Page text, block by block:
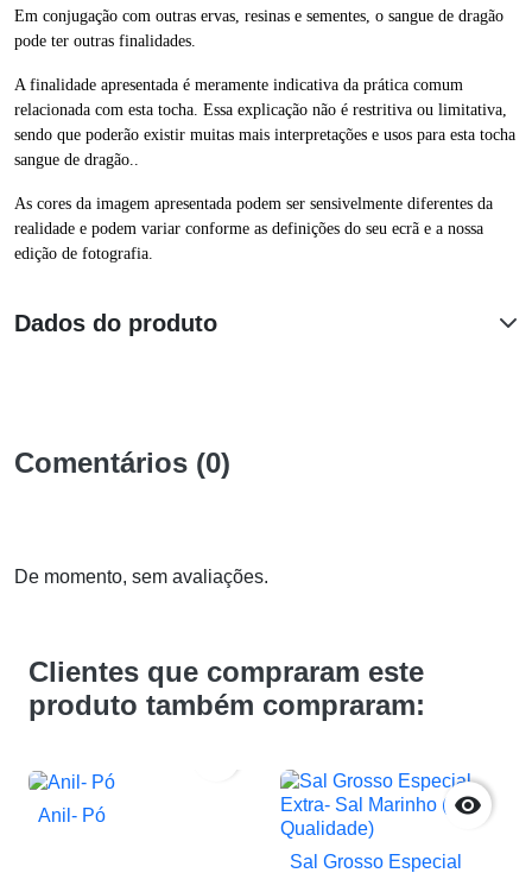
Em conjugação com outras ervas, resinas e sementes, o sangue de dragão
pode ter outras finalidades.
A finalidade apresentada é meramente indicativa da prática comum
relacionada com esta tocha. Essa explicação não é restritiva ou limitativa,
sendo que poderão existir muitas mais interpretações e usos para esta tocha
sangue de dragão..
As cores da imagem apresentada podem ser sensivelmente diferentes da
realidade e podem variar conforme as definições do seu ecrã e a nossa
edição de fotografia.
Dados do produto
Comentários (0)
De momento, sem avaliações.
Clientes que compraram este
produto também compraram:
Anil- Pó 
Sal Grosso Especial